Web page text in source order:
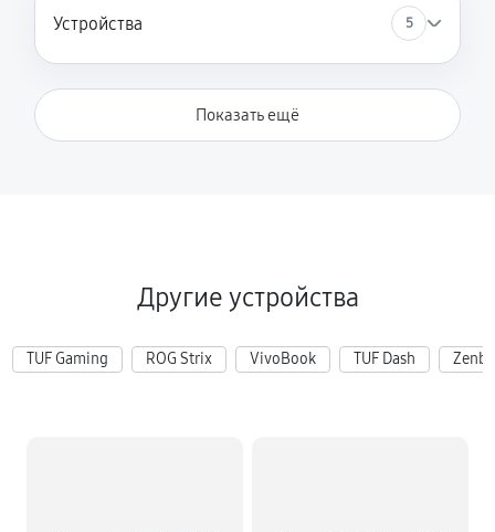
Устройства 5
Показать ещё
Другие устройства
TUF Gaming ROG Strix VivoBook TUF Dash